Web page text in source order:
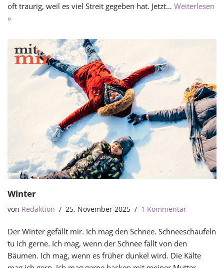
oft traurig, weil es viel Streit gegeben hat. Jetzt… Weiterlesen
»
Winter
von Redaktion 25. November 2025 1 Kommentar
Der Winter gefällt mir. Ich mag den Schnee. Schneeschaufeln
tu ich gerne. Ich mag, wenn der Schnee fällt von den
Bäumen. Ich mag, wenn es früher dunkel wird. Die Kälte